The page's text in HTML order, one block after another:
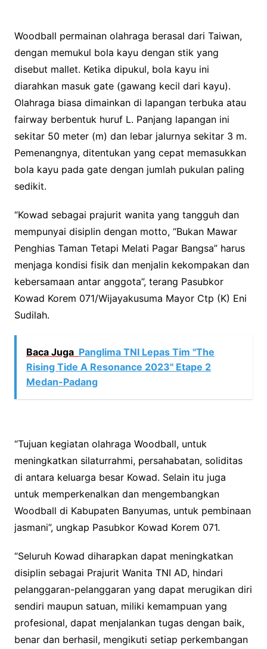
Woodball permainan olahraga berasal dari Taiwan,
dengan memukul bola kayu dengan stik yang
disebut mallet. Ketika dipukul, bola kayu ini
diarahkan masuk gate (gawang kecil dari kayu).
Olahraga biasa dimainkan di lapangan terbuka atau
fairway berbentuk huruf L. Panjang lapangan ini
sekitar 50 meter (m) dan lebar jalurnya sekitar 3 m.
Pemenangnya, ditentukan yang cepat memasukkan
bola kayu pada gate dengan jumlah pukulan paling
sedikit.
“Kowad sebagai prajurit wanita yang tangguh dan
mempunyai disiplin dengan motto, “Bukan Mawar
Penghias Taman Tetapi Melati Pagar Bangsa” harus
menjaga kondisi fisik dan menjalin kekompakan dan
kebersamaan antar anggota”, terang Pasubkor
Kowad Korem 071/Wijayakusuma Mayor Ctp (K) Eni
Sudilah.
Baca Juga Panglima TNI Lepas Tim "The
Rising Tide A Resonance 2023" Etape 2
Medan-Padang
“Tujuan kegiatan olahraga Woodball, untuk
meningkatkan silaturrahmi, persahabatan, soliditas
di antara keluarga besar Kowad. Selain itu juga
untuk memperkenalkan dan mengembangkan
Woodball di Kabupaten Banyumas, untuk pembinaan
jasmani”, ungkap Pasubkor Kowad Korem 071.
“Seluruh Kowad diharapkan dapat meningkatkan
disiplin sebagai Prajurit Wanita TNI AD, hindari
pelanggaran-pelanggaran yang dapat merugikan diri
sendiri maupun satuan, miliki kemampuan yang
profesional, dapat menjalankan tugas dengan baik,
benar dan berhasil, mengikuti setiap perkembangan